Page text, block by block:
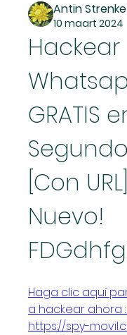
Antin Strenke
10 maart 2024
Hackear
GRATIS
[Con
Nuevo!
FDGdhfg
Haga clic aquí
a hackear ahora :
https://spy-